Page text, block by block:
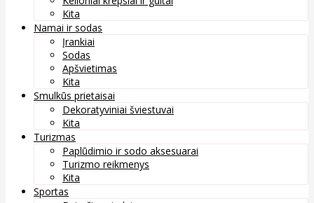
Kita
Namai ir sodas
Įrankiai
Sodas
Apšvietimas
Kita
Smulkūs prietaisai
Dekoratyviniai šviestuvai
Kita
Turizmas
Paplūdimio ir sodo aksesuarai
Turizmo reikmenys
Kita
Sportas